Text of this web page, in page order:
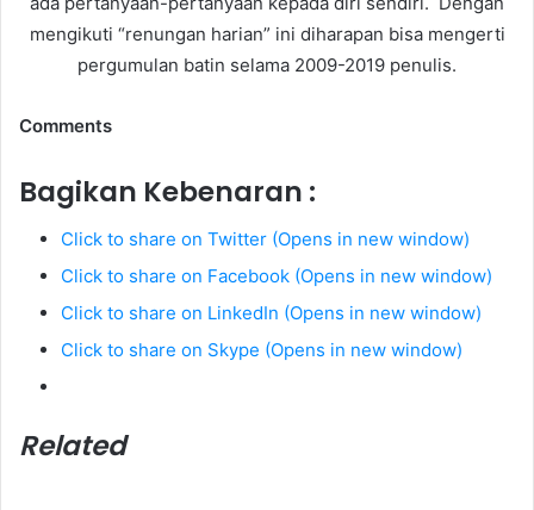
mengikuti “renungan harian” ini diharapan bisa mengerti
pergumulan batin selama 2009-2019 penulis.
Comments
Bagikan Kebenaran :
Click to share on Twitter (Opens in new window)
Click to share on Facebook (Opens in new window)
Click to share on LinkedIn (Opens in new window)
Click to share on Skype (Opens in new window)
Related